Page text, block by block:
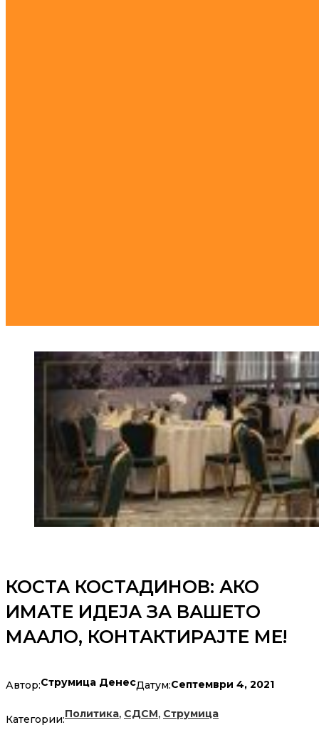
КОСТА КОСТАДИНОВ: АКО
ИМАТЕ ИДЕЈА ЗА ВАШЕТО
МААЛО, КОНТАКТИРАЈТЕ МЕ!
Автор:Струмица ДенесДатум:Септември 4, 2021
Категории:Политика, СДСМ, Струмица